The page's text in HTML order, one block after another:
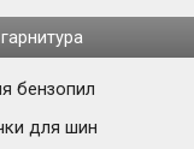
бензопил
для шин